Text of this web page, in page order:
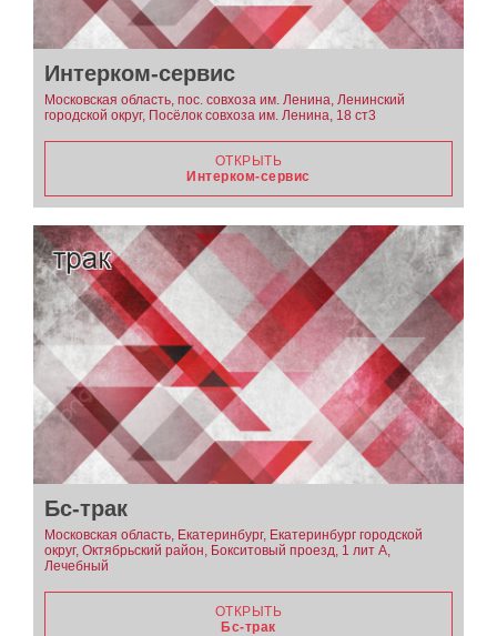
Интерком-сервис
Московская область, пос. совхоза им. Ленина, Ленинский
городской округ, Посёлок совхоза им. Ленина, 18 ст3
ОТКРЫТЬ
Интерком-сервис
Бс-трак
Московская область, Екатеринбург, Екатеринбург городской
округ, Октябрьский район, Бокситовый проезд, 1 лит А,
Лечебный
ОТКРЫТЬ
Бс-трак